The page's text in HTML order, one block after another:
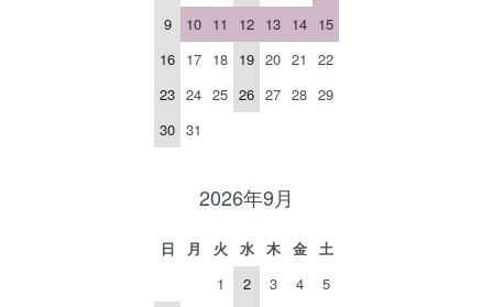
9
10 11 12 13 14 15
16 17 18 19 20 21
22
23 24 25 26 27 28 29
30 31
2026年9月
日 月 火 水 木 金
土
1
2 3 4
5